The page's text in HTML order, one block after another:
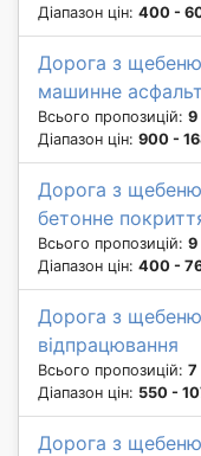
Діапазон цін: 400 -
Дорога з
машинне
Всього пропозицій: 9
Діапазон цін: 900 -
Дорога з
бетонне
Всього пропозицій: 9
Діапазон цін: 400 -
Дорога з
відпрацювання
Всього пропозицій: 7
Діапазон цін: 550 -
Дорога з